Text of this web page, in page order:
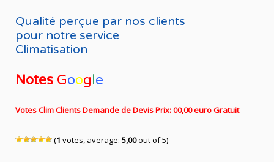
Qualité perçue par nos clients
pour notre service
Climatisation
Notes Google
Votes Clim Clients Demande de Devis Prix: 00,00 euro Gratuit
(1 votes, average:5,00out of 5)